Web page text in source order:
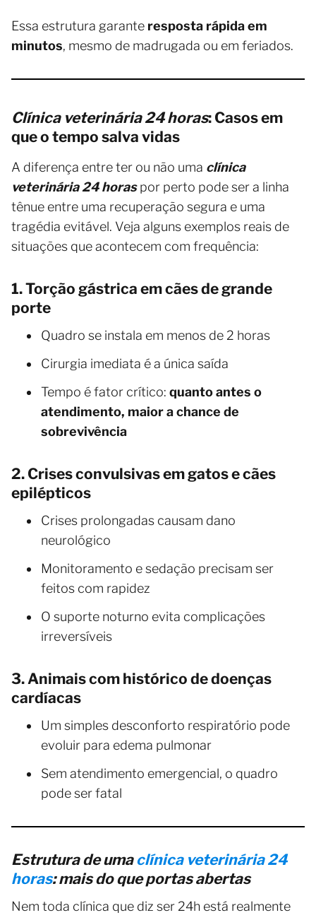
Essa estrutura garante resposta rápida em
minutos, mesmo de madrugada ou em feriados.
Clínica veterinária 24 horas: Casos em
que o tempo salva vidas
A diferença entre ter ou não uma clínica
veterinária 24 horaspor perto pode ser a linha
tênue entre uma recuperação segura e uma
tragédia evitável. Veja alguns exemplos reais de
situações que acontecem com frequência:
1. Torção gástrica em cães de grande
porte
Quadro se instala em menos de 2 horas
Cirurgia imediata é a única saída
Tempo é fator crítico: quanto antes o
atendimento, maior a chance de
sobrevivência
2. Crises convulsivas em gatos e cães
epilépticos
Crises prolongadas causam dano
neurológico
Monitoramento e sedação precisam ser
feitos com rapidez
O suporte noturno evita complicações
irreversíveis
3. Animais com histórico de doenças
cardíacas
Um simples desconforto respiratório pode
evoluir para edema pulmonar
Sem atendimento emergencial, o quadro
pode ser fatal
Estrutura de umaclínica veterinária 24
horas: mais do que portas abertas
Nem toda clínica que diz ser 24h está realmente